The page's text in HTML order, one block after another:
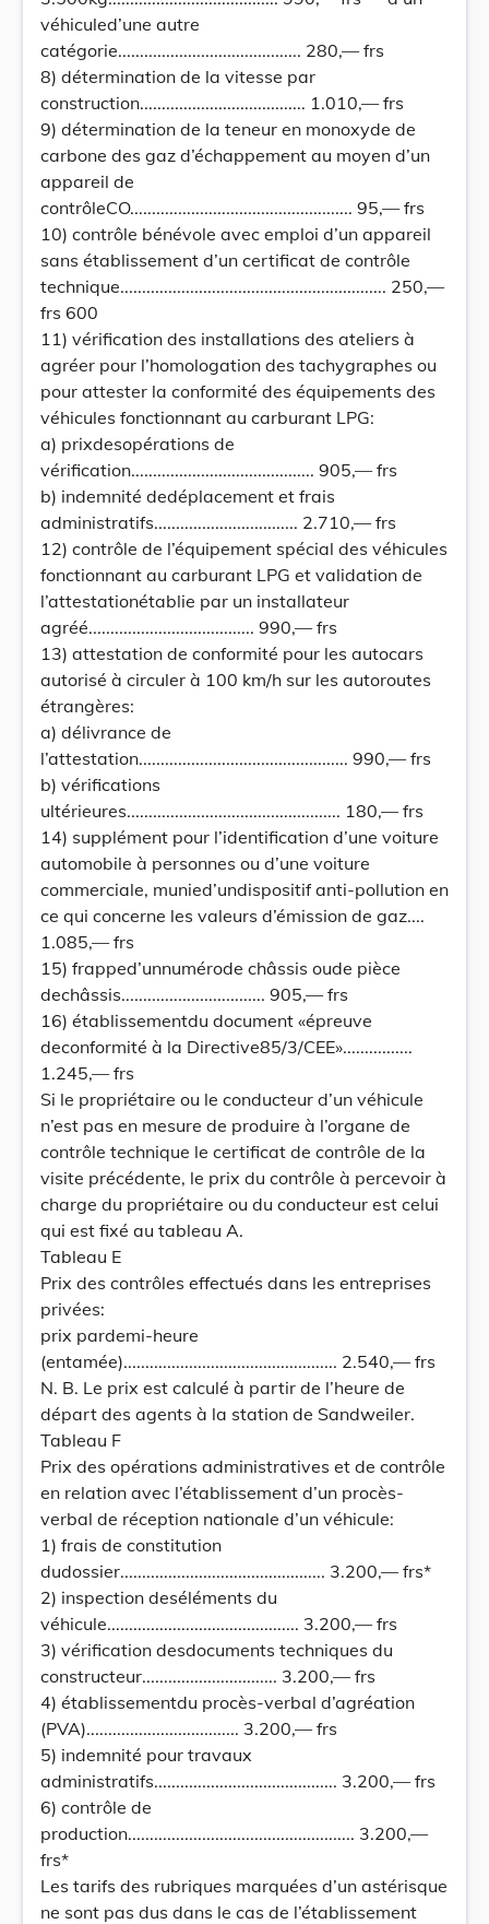
véhiculed’une autre
catégorie.......................................... 280,— frs
8) détermination de la vitesse par
construction...................................... 1.010,— frs
9) détermination de la teneur en monoxyde de
carbone des gaz d’échappement au moyen d’un
appareil de
contrôleCO................................................... 95,— frs
10) contrôle bénévole avec emploi d’un appareil
sans établissement d’un certificat de contrôle
technique............................................................. 250,—
frs 600
11) vérification des installations des ateliers à
agréer pour l’homologation des tachygraphes ou
pour attester la conformité des équipements des
véhicules fonctionnant au carburant LPG:
a) prixdesopérations de
vérification.......................................... 905,— frs
b) indemnité dedéplacement et frais
administratifs................................. 2.710,— frs
12) contrôle de l’équipement spécial des véhicules
fonctionnant au carburant LPG et validation de
l’attestationétablie par un installateur
agréé...................................... 990,— frs
13) attestation de conformité pour les autocars
autorisé à circuler à 100 km/h sur les autoroutes
étrangères:
a) délivrance de
l’attestation................................................ 990,— frs
b) vérifications
ultérieures................................................. 180,— frs
14) supplément pour l’identification d’une voiture
automobile à personnes ou d’une voiture
commerciale, munied’undispositif anti-pollution en
ce qui concerne les valeurs d’émission de gaz....
1.085,— frs
15) frapped’unnumérode châssis oude pièce
dechâssis................................. 905,— frs
16) établissementdu document «épreuve
deconformité à la Directive85/3/CEE»................
1.245,— frs
Si le propriétaire ou le conducteur d’un véhicule
n’est pas en mesure de produire à l’organe de
contrôle technique le certificat de contrôle de la
visite précédente, le prix du contrôle à percevoir à
charge du propriétaire ou du conducteur est celui
qui est fixé au tableau A.
Tableau E
Prix des contrôles effectués dans les entreprises
privées:
prix pardemi-heure
(entamée)................................................. 2.540,— frs
N. B. Le prix est calculé à partir de l’heure de
départ des agents à la station de Sandweiler.
Tableau F
Prix des opérations administratives et de contrôle
en relation avec l’établissement d’un procès-
verbal de réception nationale d’un véhicule:
1) frais de constitution
dudossier............................................... 3.200,— frs*
2) inspection deséléments du
véhicule............................................ 3.200,— frs
3) vérification desdocuments techniques du
constructeur............................... 3.200,— frs
4) établissementdu procès-verbal d’agréation
(PVA)................................... 3.200,— frs
5) indemnité pour travaux
administratifs.......................................... 3.200,— frs
6) contrôle de
production.................................................... 3.200,—
frs*
Les tarifs des rubriques marquées d’un astérisque
ne sont pas dus dans le cas de l’établissement